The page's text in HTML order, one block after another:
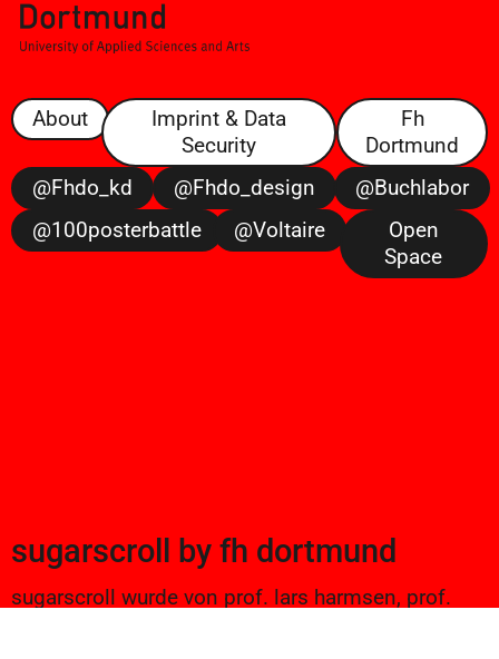
About
Imprint & Data
Security
Fh
Dortmund
@fhdo_kd
@fhdo_design
@buchlabor
@100posterbattle
@voltaire
Open
Space
sugarscroll by fh dortmund
sugarscroll wurde von prof. lars harmsen, prof.